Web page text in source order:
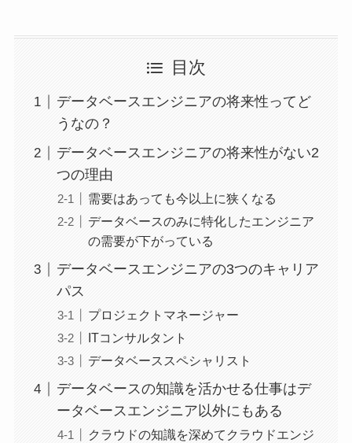
目次
データベースエンジニアの将来性ってど
うなの？
データベースエンジニアの将来性がない2
つの理由
需要はあっても今以上に狭くなる
データベースのみに特化したエンジニア
の需要が下がっている
データベースエンジニアの3つのキャリア
パス
プロジェクトマネージャー
ITコンサルタント
データベーススペシャリスト
データベースの知識を活かせる仕事はデ
ータベースエンジニア以外にもある
クラウドの知識を深めてクラウドエンジ